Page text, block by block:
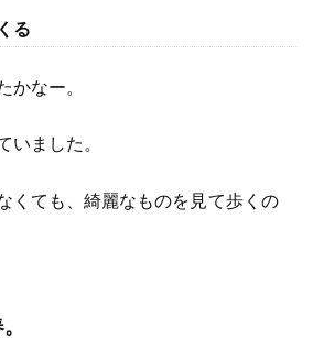
る
かなー。
いました。
くても、綺麗なものを見て歩くの